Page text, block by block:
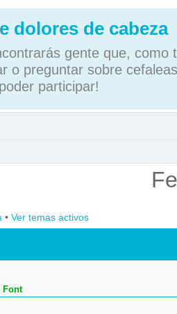
dolores de cabeza
gente que, como
o preguntar sobre
participar!
• Ver temas activos
Font